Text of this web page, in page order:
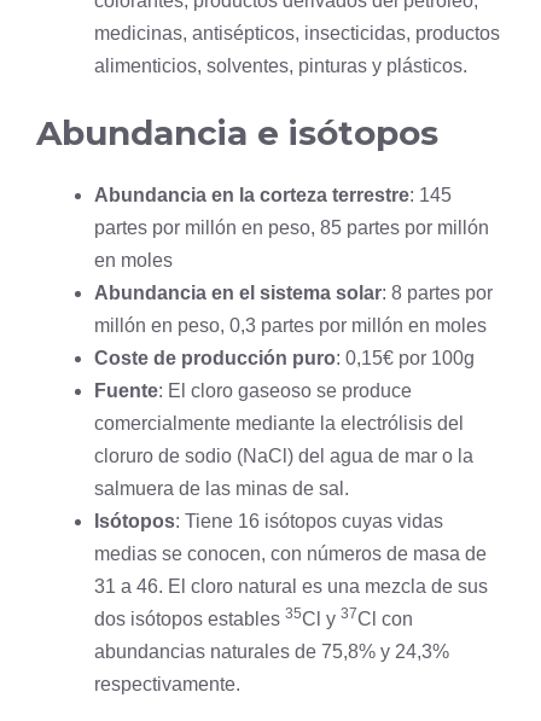
medicinas, antisépticos, insecticidas, productos
alimenticios, solventes, pinturas y plásticos.
Abundancia e isótopos
Abundancia en la corteza terrestre: 145
partes por millón en peso, 85 partes por millón
en moles
Abundancia en el sistema solar: 8 partes por
millón en peso, 0,3 partes por millón en moles
Coste de producción puro: 0,15€ por 100g
Fuente: El cloro gaseoso se produce
comercialmente mediante la electrólisis del
cloruro de sodio (NaCl) del agua de mar o la
salmuera de las minas de sal.
Isótopos: Tiene 16 isótopos cuyas vidas
medias se conocen, con números de masa de
31 a 46. El cloro natural es una mezcla de sus
dos isótopos estables 35Cl y 37Cl con
abundancias naturales de 75,8% y 24,3%
respectivamente.